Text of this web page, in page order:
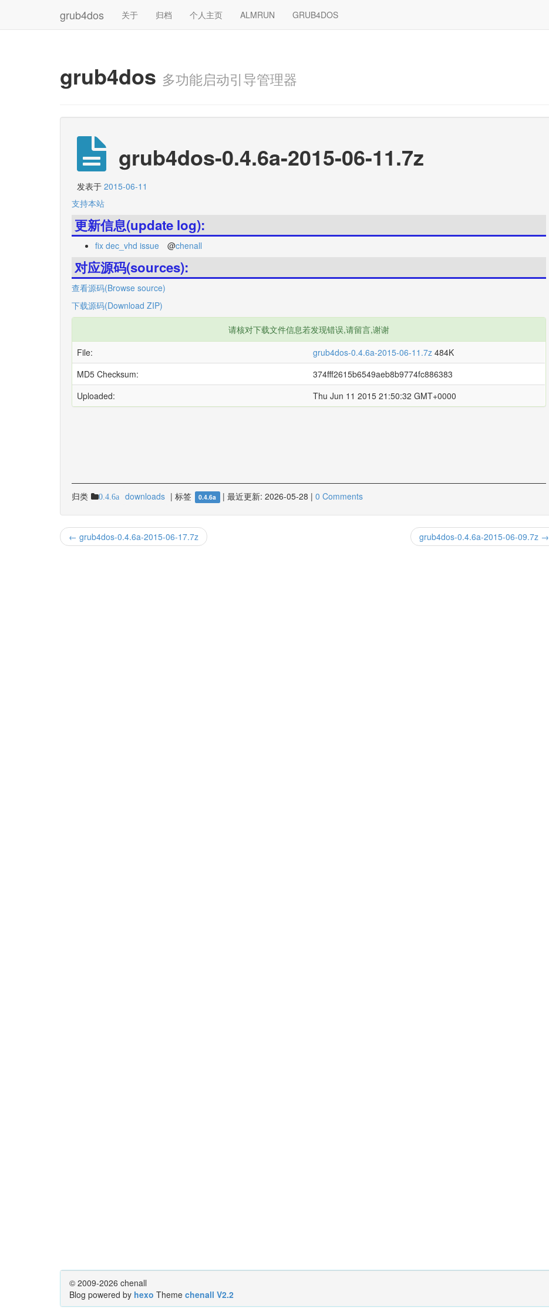
grub4dos 关于 归档 个人主页 ALMRUN GRUB4DOS
grub4dos 多功能启动引导管理器
grub4dos-0.4.6a-2015-06-11.7z
发表于 2015-06-11
支持本站
更新信息(update log):
fix dec_vhd issue @chenall
对应源码(sources):
查看源码(Browse source)
下载源码(Download ZIP)
请核对下载文件信息若发现错误,请留言,谢谢
File:
grub4dos-0.4.6a-2015-06-11.7z 484K
MD5 Checksum:
374fff2615b6549aeb8b9774fc886383
Uploaded:
Thu Jun 11 2015 21:50:32 GMT+0000
归类 0.4.6a downloads | 标签 0.4.6a | 最近更新: 2026-05-28 | 0 Comments
← grub4dos-0.4.6a-2015-06-17.7z grub4dos-0.4.6a-2015-06-09.7z →
© 2009-2026 chenall
Blog powered by hexo Theme chenall V2.2